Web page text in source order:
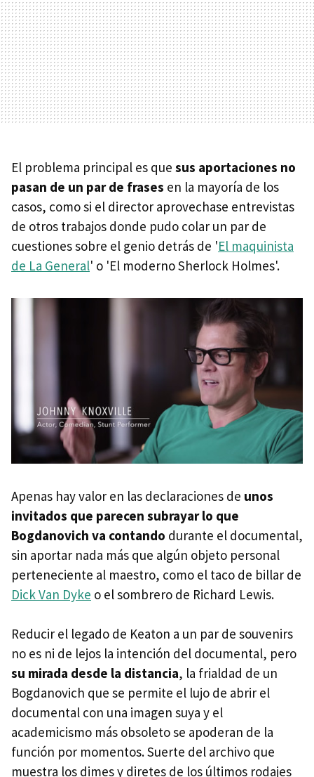
El problema principal es que sus aportaciones no
pasan de un par de frases en la mayoría de los
casos, como si el director aprovechase entrevistas
de otros trabajos donde pudo colar un par de
cuestiones sobre el genio detrás de 'El maquinista
de La General' o 'El moderno Sherlock Holmes'.
Apenas hay valor en las declaraciones de unos
invitados que parecen subrayar lo que
Bogdanovich va contando durante el documental,
sin aportar nada más que algún objeto personal
perteneciente al maestro, como el taco de billar de
Dick Van Dyke o el sombrero de Richard Lewis.
Reducir el legado de Keaton a un par de souvenirs
no es ni de lejos la intención del documental, pero
su mirada desde la distancia, la frialdad de un
Bogdanovich que se permite el lujo de abrir el
documental con una imagen suya y el
academicismo más obsoleto se apoderan de la
función por momentos. Suerte del archivo que
muestra los dimes y diretes de los últimos rodajes